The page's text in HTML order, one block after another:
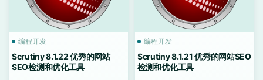
编程开发
Scrutiny 8.1.22 优秀的网站
SEO检测和优化工具
编程开发
Scrutiny 8.1.21 优秀的网站SEO
检测和优化工具